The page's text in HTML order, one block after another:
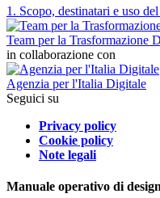
1. Scopo, destinatari e uso
Team per la Trasformazione
in collaborazione con
Agenzia per l'Italia Digitale
Seguici su
Privacy policy
Cookie policy
Note legali
Manuale operativo di design